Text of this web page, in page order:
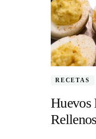
RECETAS
Huevos
Rellenos